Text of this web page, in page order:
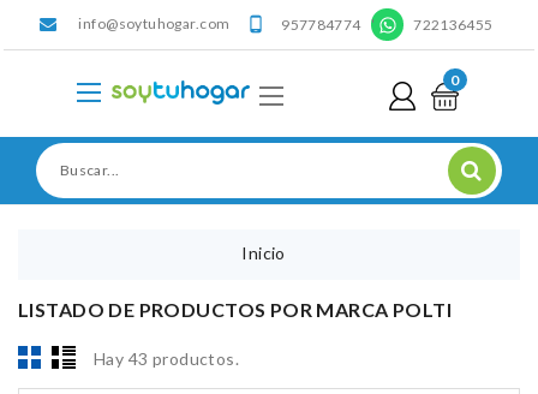
info@soytuhogar.com  957784774 ' 722136455
0
Inicio
LISTADO DE PRODUCTOS POR MARCA POLTI
Hay 43 productos.